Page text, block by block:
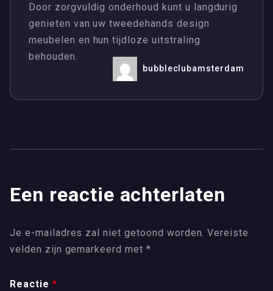
Door zorgvuldig onderhoud kunt u langdurig
genieten van uw tweedehands design
meubelen en hun tijdloze uitstraling
behouden.
bubbleclubamsterdam
Een reactie achterlaten
Je e-mailadres zal niet getoond worden. Vereiste
velden zijn gemarkeerd met *
Reactie *